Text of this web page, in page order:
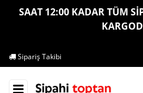
SAAT 12:00 KADAR TÜM
Sipariş Takibi